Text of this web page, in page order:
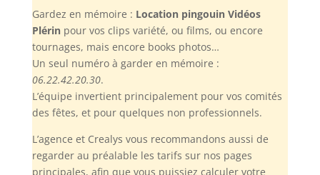
Gardez en mémoire : Location pingouin Vidéos
Plérinpour vos clips variété, ou films, ou encore
tournages, mais encore books photos…
Un seul numéro à garder en mémoire :
06.22.42.20.30.
L’équipe invertient principalement pour vos comités
des fêtes, et pour quelques non professionnels.
L’agence et Crealys vous recommandons aussi de
regarder au préalable les tarifs sur nos pages
principales, afin que vous puissiez calculer votre